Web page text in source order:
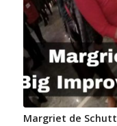
Margriet de